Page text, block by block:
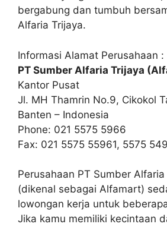
bergabung dan tumbuh
Alfaria Trijaya.
Informasi Alamat Perusahaan :
PT Sumber Alfaria Trijaya
Kantor Pusat
Jl. MH Thamrin No.9, Cikokol
Banten – Indonesia
Phone: 021 5575 5966
Fax: 021 5575 55961, 5575
Perusahaan PT Sumber
(dikenal sebagai Alfamart)
lowongan kerja untuk
Jika kamu memiliki kecintaan